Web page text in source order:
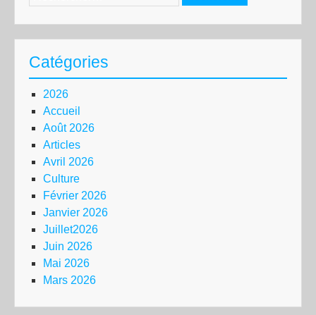
Catégories
2026
Accueil
Août 2026
Articles
Avril 2026
Culture
Février 2026
Janvier 2026
Juillet2026
Juin 2026
Mai 2026
Mars 2026